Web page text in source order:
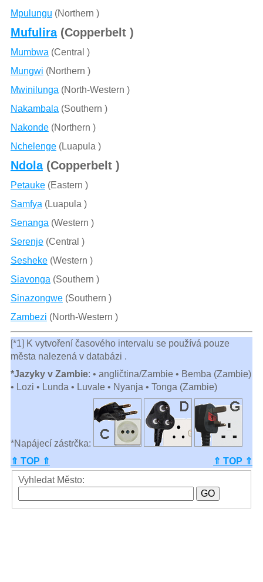
Mpulungu (Northern )
Mufulira(Copperbelt )
Mumbwa (Central )
Mungwi (Northern )
Mwinilunga (North-Western )
Nakambala (Southern )
Nakonde(Northern )
Nchelenge(Luapula )
Ndola(Copperbelt )
Petauke(Eastern )
Samfya (Luapula )
Senanga (Western )
Serenje(Central )
Sesheke(Western )
Siavonga (Southern )
Sinazongwe(Southern )
Zambezi (North-Western )
[*1] K vytvoření časového intervalu se používá pouze
města nalezená v databázi .
*Jazyky v Zambie: • angličtina/Zambie • Bemba (Zambie)
• Lozi • Lunda • Luvale • Nyanja • Tonga (Zambie)
*Napájecí zástrčka:
⇑ TOP ⇑
⇑ TOP ⇑
Vyhledat Město: